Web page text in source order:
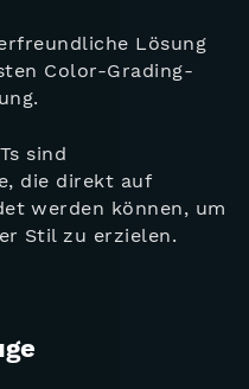
Lösung
Color-Grading-
sind
die direkt auf
werden können, um
Stil zu erzielen.